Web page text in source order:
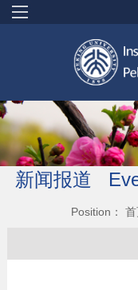
新闻报道
Position：